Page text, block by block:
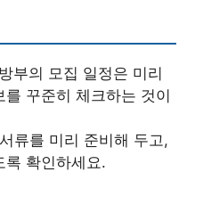
부의 모집 일정은 미리
꾸준히 체크하는 것이
류를 미리 준비해 두고,
록 확인하세요.